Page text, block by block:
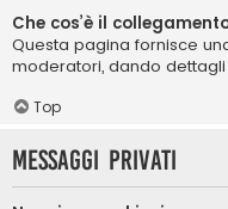
Che cos’è il
Questa pagina fornisce
moderatori, dando
Top
Messaggi privati